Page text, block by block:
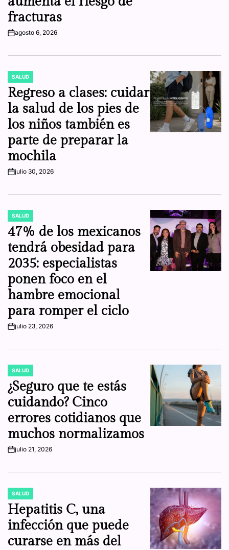
fracturas
onagosto 6, 2026
POSTED
IN
SALUD
Regreso a clases: cuidar
la salud de los pies de
los niños también es
parte de preparar la
mochila
onjulio 30, 2026
POSTED
IN
SALUD
47% de los mexicanos
tendrá obesidad para
2035: especialistas
ponen foco en el
hambre emocional
para romper el ciclo
onjulio 23, 2026
POSTED
SALUD
¿Seguro que te estás
cuidando? Cinco
errores cotidianos que
muchos normalizamos
onjulio 21, 2026
POSTED
IN
SALUD
Hepatitis C, una
infección que puede
curarse en más del